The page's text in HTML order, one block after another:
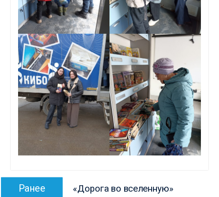
Навигация
Ранее
запись:
«Дорога во вселенную»